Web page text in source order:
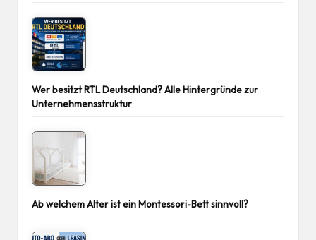
Wer besitzt RTL Deutschland? Alle Hintergründe zur
Unternehmensstruktur
Ab welchem Alter ist ein Montessori-Bett sinnvoll?